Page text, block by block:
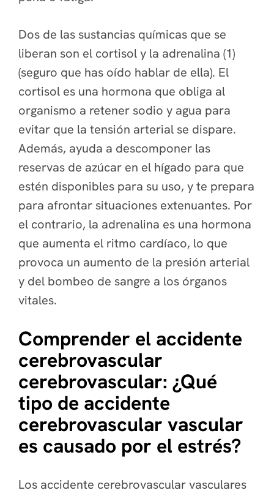
Dos de las sustancias químicas que se
liberan son el cortisol y la adrenalina (1)
(seguro que has oído hablar de ella). El
cortisol es una hormona que obliga al
organismo a retener sodio y agua para
evitar que la tensión arterial se dispare.
Además, ayuda a descomponer las
reservas de azúcar en el hígado para que
estén disponibles para su uso, y te prepara
para afrontar situaciones extenuantes. Por
el contrario, la adrenalina es una hormona
que aumenta el ritmo cardíaco, lo que
provoca un aumento de la presión arterial
y del bombeo de sangre a los órganos
vitales.
Comprender el accidente
cerebrovascular
cerebrovascular: ¿Qué
tipo de accidente
cerebrovascular vascular
es causado por el estrés?
Los accidente cerebrovascular vasculares